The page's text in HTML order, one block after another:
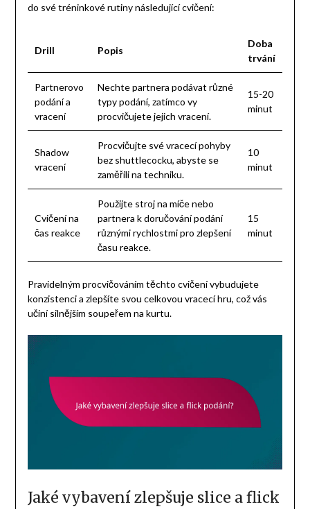
do své tréninkové rutiny následující cvičení:
Drill Popis
Doba
trvání
Partnerovo
podání a
vracení
Nechte partnera podávat různé
typy podání, zatímco vy
procvičujete jejich vracení.
15-20
minut
Shadow
vracení
Procvičujte své vracecí pohyby
bez shuttlecocku, abyste se
zaměřili na techniku.
10
minut
Cvičení na
čas reakce
Použijte stroj na míče nebo
partnera k doručování podání
různými rychlostmi pro zlepšení
času reakce.
15
minut
Pravidelným procvičováním těchto cvičení vybudujete
konzistenci a zlepšíte svou celkovou vracecí hru, což vás
učiní silnějším soupeřem na kurtu.
Jaké vybavení zlepšuje slice a flick